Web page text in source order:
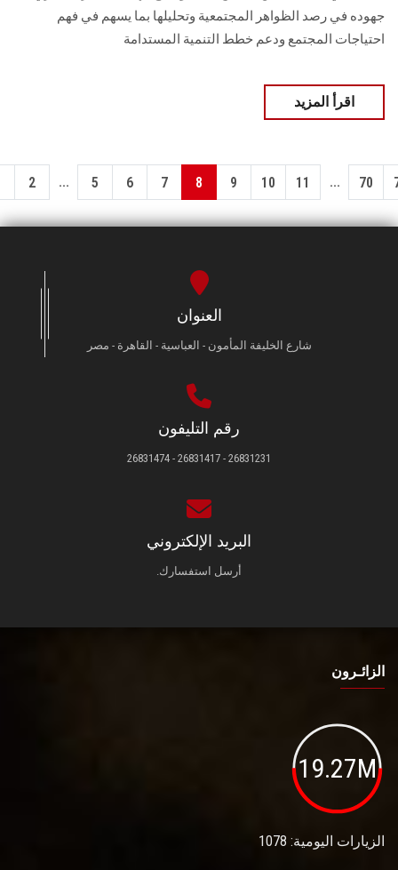
جهوده في رصد الظواهر المجتمعية وتحليلها بما يسهم في فهم
احتياجات المجتمع ودعم خطط التنمية المستدامة
اقرأ المزيد
2 ... 5 6 7 8 9 10 11 ... 70
العنوان
شارع الخليفة المأمون - العباسية - القاهرة - مصر
رقم التليفون
26831231 - 26831417 - 26831474
البريد الإلكتروني
أرسل استفسارك.
الزائـرون
19.27M
الزيارات اليومية: 1078